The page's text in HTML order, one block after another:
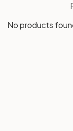
No products